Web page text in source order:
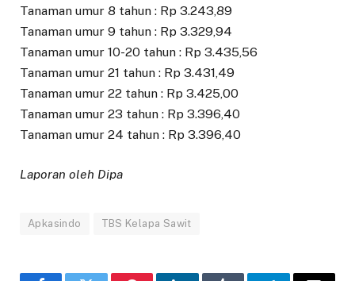
Tanaman umur 8 tahun : Rp 3.243,89
Tanaman umur 9 tahun : Rp 3.329,94
Tanaman umur 10-20 tahun : Rp 3.435,56
Tanaman umur 21 tahun : Rp 3.431,49
Tanaman umur 22 tahun : Rp 3.425,00
Tanaman umur 23 tahun : Rp 3.396,40
Tanaman umur 24 tahun : Rp 3.396,40
Laporan oleh Dipa
Apkasindo TBS Kelapa Sawit